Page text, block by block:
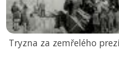
Tryzna za zemřelého